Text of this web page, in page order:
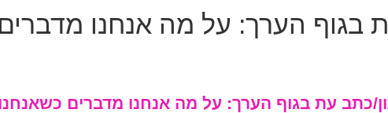
בגוף הערך: על מה אנחנו
כתב עת בגוף הערך: על מה אנחנו מדברים